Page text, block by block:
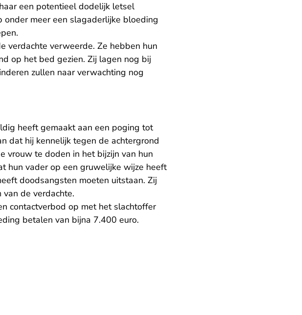
een potentieel dodelijk letsel
meer een slagaderlijke bloeding
verdachte verweerde. Ze hebben hun
op het bed gezien. Zij lagen nog bij
zullen naar verwachting nog
heeft gemaakt aan een poging tot
dat hij kennelijk tegen de achtergrond
vrouw te doden in het bijzijn van hun
hun vader op een gruwelijke wijze heeft
doodsangsten moeten uitstaan. Zij
de verdachte.
contactverbod op met het slachtoffer
betalen van bijna 7.400 euro.